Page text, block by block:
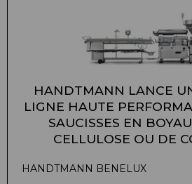
HANDTMANN LANCE
LIGNE HAUTE
SAUCISSES EN
CELLULOSE OU DE
HANDTMANN BENELUX